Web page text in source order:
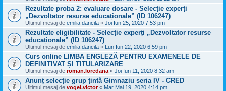
Rezultate proba 2: evaluare dosare - Selecție experți
„Dezvoltator resurse educaționale” (ID 106247)
Ultimul mesaj de emilia dancila « Joi Iun 25, 2020 7:53 pm
Rezultate eligibilitate - Selecție experți „Dezvoltator resurse
educaționale” (ID 106247)
Ultimul mesaj de emilia dancila « Lun Iun 22, 2020 6:59 pm
Curs online LIMBA ENGLEZĂ PENTRU EXAMENELE DE
DEFINITIVAT ȘI TITULARIZARE
Ultimul mesaj de roman.loredana « Joi Iun 11, 2020 8:32 am
Anunț selecție grup țintă Gimnaziu seria IV - CRED
Ultimul mesaj de vogel.victor« Mar Mai 19, 2020 4:14 pm